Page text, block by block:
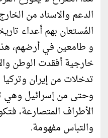
الدعم والاسناد من
المُستعان بهم أعداء
و طامعين في أرضهم،
خارجية أفقدت الوطن
تدخلات من إيران
وحتى من إسرائيل وهي
الأطراف المتصارعة،
والتباس مفهومة.